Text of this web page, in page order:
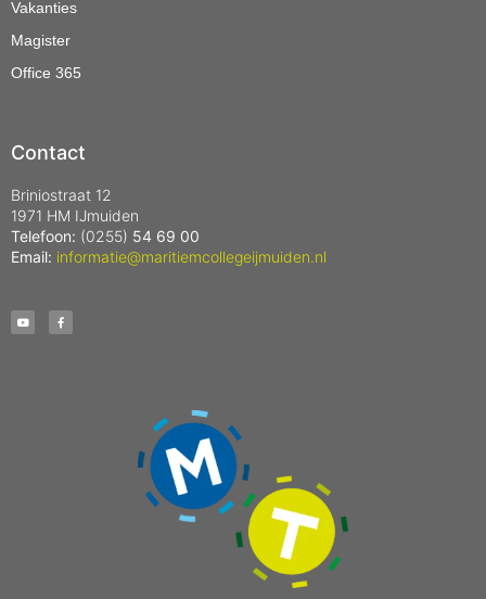
Vakanties
Magister
Office 365
Contact
Briniostraat 12
1971 HM IJmuiden
Telefoon: (0255) 54 69 00
Email: informatie@maritiemcollegeijmuiden.nl